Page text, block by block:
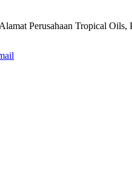
Perusahaan Tropical